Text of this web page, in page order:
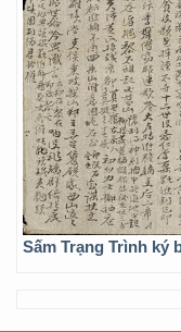
Sấm Trạng Trình ký